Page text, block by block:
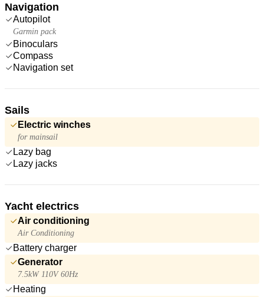
Navigation
Autopilot
Garmin pack
Binoculars
Compass
Navigation set
Sails
Electric winches
for mainsail
Lazy bag
Lazy jacks
Yacht electrics
Air conditioning
Air Conditioning
Battery charger
Generator
7.5kW 110V 60Hz
Heating